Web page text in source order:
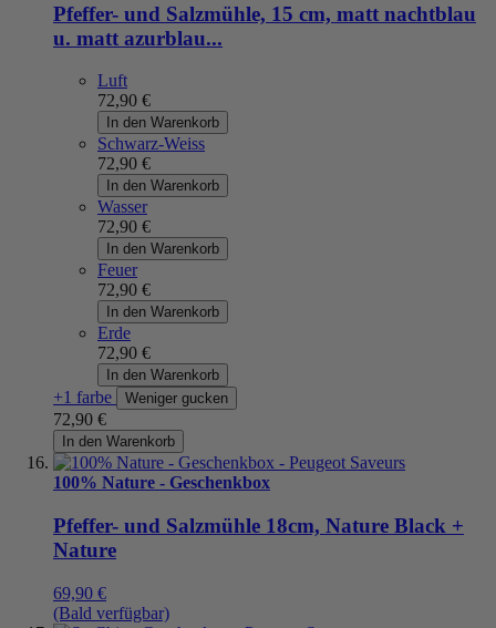
Pfeffer- und Salzmühle, 15 cm, matt nachtblau
u. matt azurblau...
Luft
72,90 €
In den Warenkorb
Schwarz-Weiss
72,90 €
In den Warenkorb
Wasser
72,90 €
In den Warenkorb
Feuer
72,90 €
In den Warenkorb
Erde
72,90 €
In den Warenkorb
+1 farbe Weniger gucken
72,90 €
In den Warenkorb
100% Nature - Geschenkbox
Pfeffer- und Salzmühle 18cm, Nature Black +
Nature
69,90 €
(Bald verfügbar)